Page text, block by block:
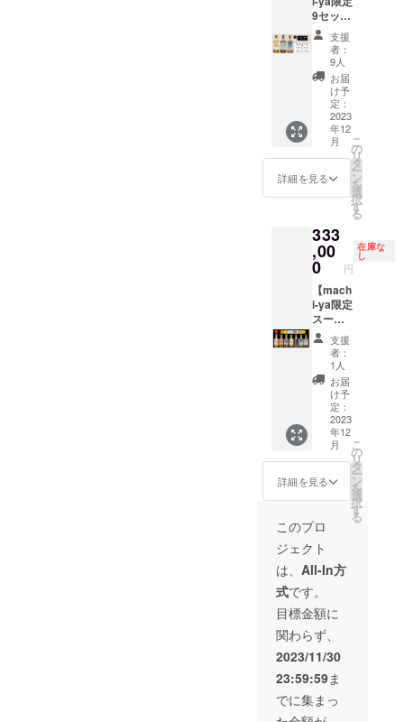
キー /
46% /
500ml ×
BIVRO
ST ヨ
トゥン
ハイム
本数限
定 北極
シング
トウイ
スキー /
500ml ×
1本 ※こ
れはお
酒で
す。20
才未満
の方は
購入不
可とな
りま
す。
了後に
当社確
保在庫
分が
残った
場合に
限り通
常販売
を致し
ます。
STアル
フハイ
極 シン
グルモ
ルトウ
イス
キー /
46% /
500ml ×
1本（販
売予定
価格
29,000
円） ※
これは
お酒で
す。20
購入不
可とな
す。
イム北
極シン
グルモ
ルトウ
イス
キー」
の日本
先行販
売を行
いま
す。本
のリミ
テッド
このプ
ロジェ
クト終
了後に
当社確
保在庫
分が
残った
場合に
限り通
常販売
を致し
ます。
■内容
BIVRO
STアル
ム 本数
限定 北
グルモ
ルトウ
イス
キー /
500ml ×
1本（販
売予定
価格
29,000
円） ※
これは
お酒で
す。20
35,900
円 →
26,900
（税・
送料込
み） ※
割引率
は製品
本体の
販売予
定価格
及び販
です。
本クラ
ウド
ディン
グにお
けるこ
のプロ
ジェク
トにて
「BIVR
OSTア
ルフハ
イム北
極シン
グルモ
ルトウ
イス
先行販
いま
す。本
のリミ
テッド
商品の
ため、
このプ
クト終
了後に
ペシャ
ル飲み
比べ
セット
を限定
30セッ
トのみ
特別価
格でご
提供致
しま
す。 蒸
してい
る貴重
な同シ
リーズ
のシン
グルモ
ルトウ
イス
キー第7
番目
「ヴァ
ナハイ
ム」と
今回初
リリー
スとな
る第8番
目「ア
を各1本
BIVRO
STウイ
スキー
グラス
２個の
セット
を限定
30セッ
販売予
定価格
から
9セット
/ スペ
シャル3
本飲み
比べ
セッ
ト】 蒸
溜所で
はすで
に完売
してい
る貴重
な同シ
グルモ
ルトウ
イス
キー第5
番目
「アス
ガー
ド」と
第7番目
「ヴァ
ナハイ
ム」、
そして
今回初
リリー
スとな
る第8番
目「ア
ルフハ
各1本ず
つの3本
飲み比
べセッ
トを限
定9セッ
トのみ
販売予
定価格
から
28,000
円オフ
にてご
提供致
支援
者：
9人
お届
け予
定：
2023
年12
月
詳細を見る
こ
の
リ
タ
ー
ン
を
選
択
す
る
333
,00
0 円
在庫な
し
【mach
i-ya限定
スー
パーレ
ア1セッ
ト】
BIVRO
ST北極
シング
ルモル
ト『北
欧神話9
つの世
界シ
リー
スー
パーレ
ア7種類
セット
を当ク
ラウド
ファン
ディン
グだけ
のスペ
シャル
セット
として
限定1
支援
者：
1人
お届
け予
定：
2023
年12
月
詳細を見る
こ
の
リ
タ
ー
ン
を
選
択
す
る
このプロ
ジェクト
は、 All-In方
式です。
目標金額に
関わらず、
2023/11/30
23:59:59ま
でに集まっ